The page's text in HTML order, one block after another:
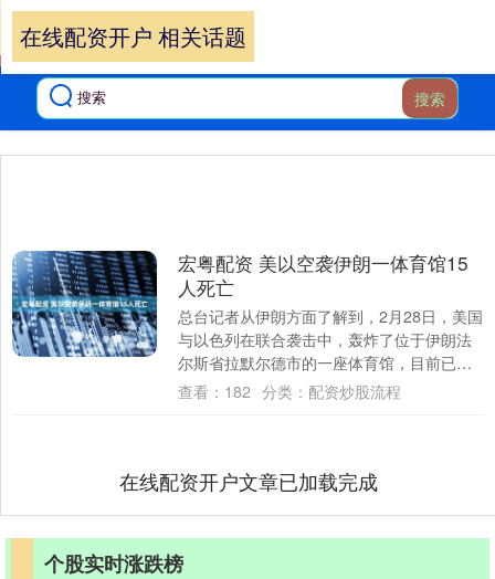
搜索
在线配资开户 相关话题
宏粤配资 美以空袭伊朗一体育馆15
人死亡
总台记者从伊朗方面了解到，2月28日，美国
与以色列在联合袭击中，轰炸了位于伊朗法
尔斯省拉默尔德市的一座体育馆，目前已造
成至少15人遇难。袭击发生时，馆内正有大
查看： 182 分类： 配资炒股流程
在线配资开户文章已加载完成
个股实时涨跌榜